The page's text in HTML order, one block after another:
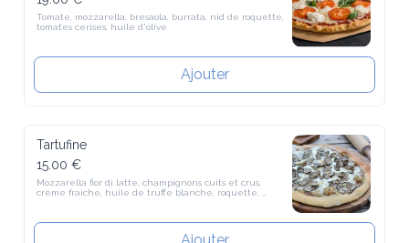
Tomate, mozzarella, bresaola, burrata, nid de roquette, tomates
cerises, huile d'olive
Ajouter
Tartufine
15.00 €
Mozzarella fior di latte, champignons cuits et crus, crème fraiche,
huile de truffe blanche, roquette, bufalines.
Ajouter